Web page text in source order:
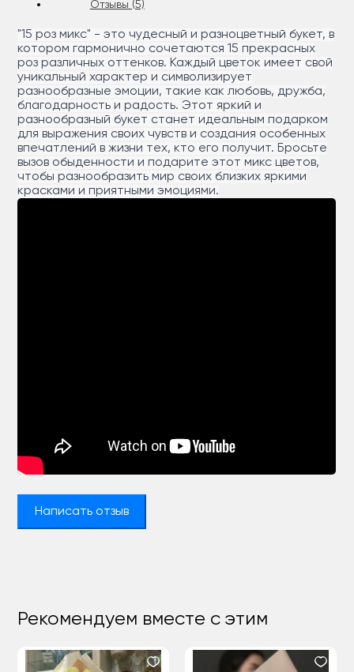
Отзывы (5)
"15 роз микс" - это чудесный и разноцветный букет, в
котором гармонично сочетаются 15 прекрасных
роз различных оттенков. Каждый цветок имеет свой
уникальный характер и символизирует
разнообразные эмоции, такие как любовь, дружба,
благодарность и радость. Этот яркий и
разнообразный букет станет идеальным подарком
для выражения своих чувств и создания особенных
впечатлений в жизни тех, кто его получит. Бросьте
вызов обыденности и подарите этот микс цветов,
чтобы разнообразить мир своих близких яркими
красками и приятными эмоциями.
Написать отзыв
Рекомендуем вместе с этим